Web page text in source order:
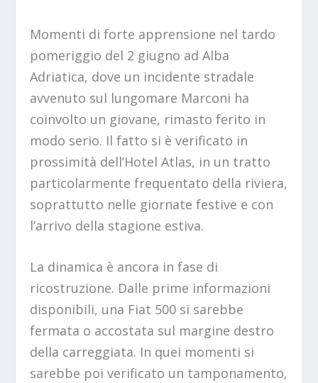
Momenti di forte apprensione nel tardo
pomeriggio del 2 giugno ad Alba
Adriatica, dove un incidente stradale
avvenuto sul lungomare Marconi ha
coinvolto un giovane, rimasto ferito in
modo serio. Il fatto si è verificato in
prossimità dell’Hotel Atlas, in un tratto
particolarmente frequentato della riviera,
soprattutto nelle giornate festive e con
l’arrivo della stagione estiva.
La dinamica è ancora in fase di
ricostruzione. Dalle prime informazioni
disponibili, una Fiat 500 si sarebbe
fermata o accostata sul margine destro
della carreggiata. In quei momenti si
sarebbe poi verificato un tamponamento,